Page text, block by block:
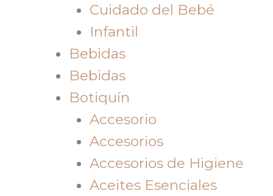
Cuidado del Bebé
Infantil
Bebidas
Bebidas
Botiquín
Accesorio
Accesorios
Accesorios de Higiene
Aceites Esenciales